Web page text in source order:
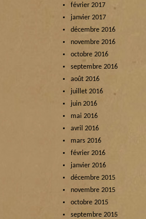
février 2017
janvier 2017
décembre 2016
novembre 2016
octobre 2016
septembre 2016
août 2016
juillet 2016
juin 2016
mai 2016
avril 2016
mars 2016
février 2016
janvier 2016
décembre 2015
novembre 2015
octobre 2015
septembre 2015